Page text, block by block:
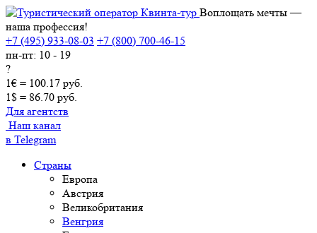
Воплощать мечты —
наша профессия!
+7 (495) 933-08-03 +7 (800) 700-46-15
пн-пт: 10 - 19
?
1€ = 100.17 руб.
1$ = 86.70 руб.
Для агентств
Наш канал
в Telegram
Страны
Европа
Австрия
Великобритания
Венгрия